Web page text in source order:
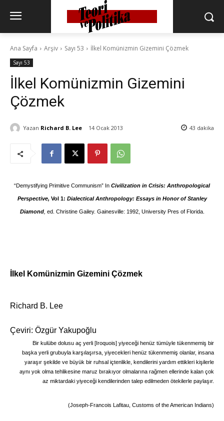
Ana Sayfa Arşiv Sayı 53 İlkel Komünizmin Gizemini Çözmek
Sayı 53
İlkel Komünizmin Gizemini
Çözmek
Yazan Richard B. Lee 14 Ocak 2013 43 dakika
“Demystifying Primitive Communism” In Civilization in Crisis: Anthropological
Perspective, Vol 1: Dialectical Anthropology: Essays in Honor of Stanley
Diamond, ed. Christine Gailey. Gainesville: 1992, University Pres of Florida.
İlkel Komünizmin Gizemini Çözmek
Richard B. Lee
Çeviri: Özgür Yakupoğlu
Bir kulübe dolusu aç yerli [Iroquois] yiyeceği henüz tümüyle tükenmemiş bir
başka yerli grubuyla karşılaşırsa, yiyecekleri henüz tükenmemiş olanlar, insana
yaraşır şekilde ve büyük bir ruhsal içtenlikle, kendilerini yardım ettikleri kişilerle
aynı yok olma tehlikesine maruz bırakıyor olmalarına rağmen ellerinde kalan çok
az miktardaki yiyeceği kendilerinden talep edilmeden ötekilerle paylaşır.
(Joseph-Francois Lafitau, Customs of the American Indians)